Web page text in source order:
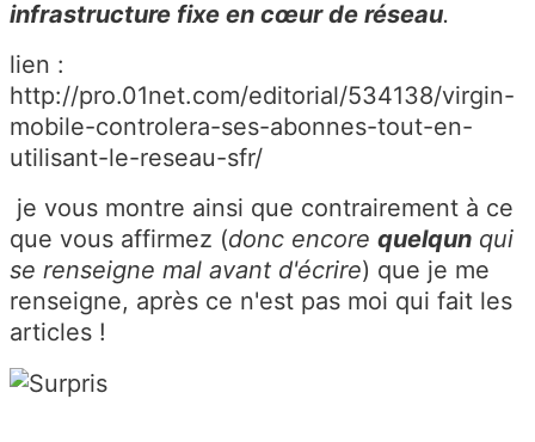
infrastructure fixe en cœur de réseau.
lien :
http://pro.01net.com/editorial/534138/virgin-
mobile-controlera-ses-abonnes-tout-en-
utilisant-le-reseau-sfr/
je vous montre ainsi que contrairement à ce
que vous affirmez (donc encore quelqun qui
se renseigne mal avant d'écrire) que je me
renseigne, après ce n'est pas moi qui fait les
articles !